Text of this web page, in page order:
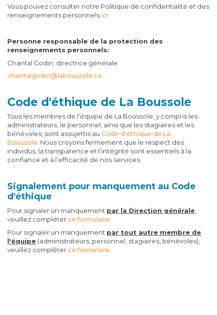
Vous pouvez consulter notre Politique de confidentialité et des
renseignements personnels ici
Personne responsable de la protection des
renseignements personnels:
Chantal Godin, directrice générale
chantalgodin@laboussole.ca
Code d'éthique de La Boussole
Tous les membres de l'équipe de La Boussole, y compris les
administrateurs, le personnel, ainsi que les stagiaires et les
bénévoles, sont assujettis au Code d'éthique de La
Boussole . Nous croyons fermement que le respect des
individus, la transparence et l’intégrité sont essentiels à la
confiance et à l’efficacité de nos services.
Signalement pour manquement au Code
d'éthique
Pour signaler un manquement par la Direction générale
veuillez compléter ce formulaire
Pour signaler un manquement par tout autre membre de
l'équipe (administrateurs, personnel, stagiaires, bénévoles),
veuillez compléter ce formulaire